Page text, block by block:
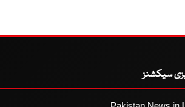
سیکشنز